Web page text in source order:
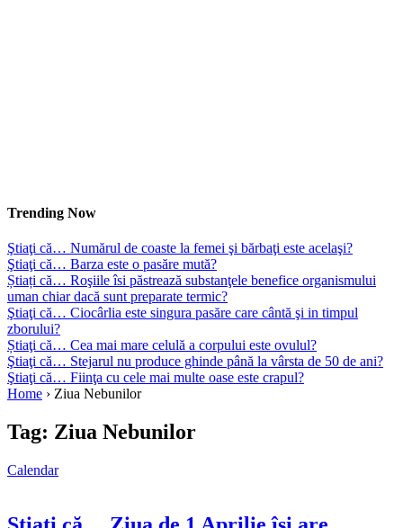
Trending Now
Ştiaţi că… Numărul de coaste la femei şi bărbaţi este acelaşi?
Ştiaţi că… Barza este o pasăre mută?
Știați că… Roşiile îsi păstrează substanţele benefice organismului
uman chiar dacă sunt preparate termic?
Ştiaţi că… Ciocârlia este singura pasăre care cântă şi in timpul
zborului?
Știaţi că… Cea mai mare celulă a corpului este ovulul?
Ştiaţi că… Stejarul nu produce ghinde până la vârsta de 50 de ani?
Ştiaţi că… Fiinţa cu cele mai multe oase este crapul?
Home › Ziua Nebunilor
Tag: Ziua Nebunilor
Calendar